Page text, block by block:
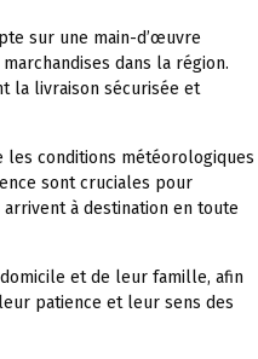
sur une main-d’œuvre
dans la région.
la livraison sécurisée et
les conditions météorologiques
sont cruciales pour
à destination en toute
et de leur famille, afin
patience et leur sens des